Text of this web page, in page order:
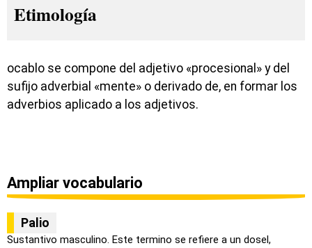
Etimología
ocablo se compone del adjetivo «procesional» y del
sufijo adverbial «mente» o derivado de, en formar los
adverbios aplicado a los adjetivos.
Ampliar vocabulario
Palio
Sustantivo masculino. Este termino se refiere a un dosel,